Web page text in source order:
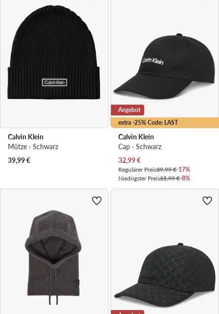
Calvin Klein
Mütze · Schwarz
39,99€
extra -25% Code: LAST
Angebot
Calvin Klein
Cap · Schwarz
Aktueller Preis
32,99€
Regulärer Preis39,99 €-17%
Niedrigster Preis35,99 €-8%